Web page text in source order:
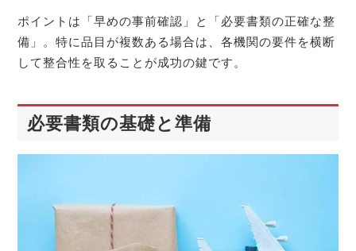
ポイントは「早めの事前確認」と「必要書類の正確な整
備」。特に品目が複数ある場合は、各機関の要件を横断
して整合性を取ることが成功の鍵です。
必要書類の基礎と準備